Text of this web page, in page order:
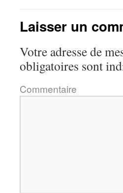
Laisser un
Votre adresse de
obligatoires sont
Commentaire